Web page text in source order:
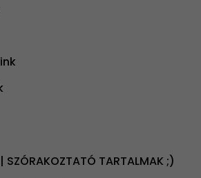
SZÓRAKOZTATÓ TARTALMAK ;)